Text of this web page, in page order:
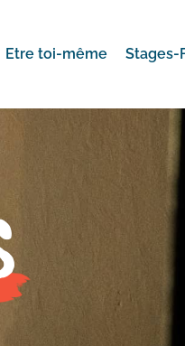
Etre toi-même Stages-